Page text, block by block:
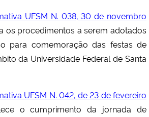
UFSM N. 038, 30 de novembro
os procedimentos a serem adotados
para comemoração das festas de
da Universidade Federal de Santa
UFSM N. 042, de 23 de fevereiro
o cumprimento da jornada de